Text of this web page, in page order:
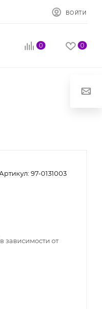
ВОЙТИ
0 0
97-0131003
зависимости от